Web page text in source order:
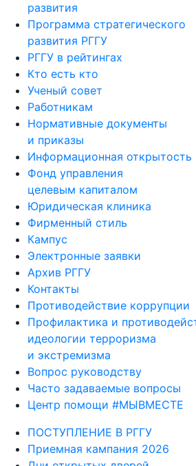
развития
Программа стратегического
развития РГГУ
РГГУ в рейтингах
Кто есть кто
Ученый совет
Работникам
Нормативные документы
и приказы
Информационная открытость
Фонд управления
целевым капиталом
Юридическая клиника
Фирменный стиль
Кампус
Электронные заявки
Архив РГГУ
Контакты
Противодействие коррупции
Профилактика и
идеологии терроризма
и экстремизма
Вопрос руководству
Часто задаваемые вопросы
Центр помощи #МЫВМЕСТЕ
ПОСТУПЛЕНИЕ В РГГУ
Приемная кампания 2026